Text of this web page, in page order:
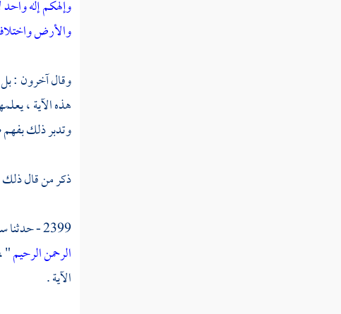
وإلهكم إله واحد
والأرض
وقال آخرون : بل
هذه الآية ،
وتدبر ذلك
ذكر من قال
2399 - حدثنا
الرحمن الرحيم"
الآية .